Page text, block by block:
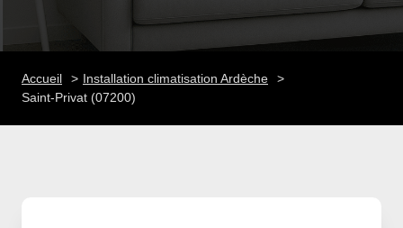
Accueil
Installation climatisation Ardèche
Saint-Privat (07200)